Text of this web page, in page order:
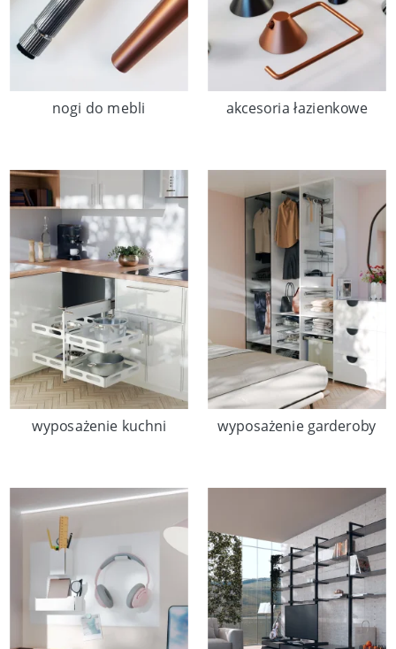
nogi do mebli akcesoria łazienkowe
wyposażenie kuchni wyposażenie garderoby